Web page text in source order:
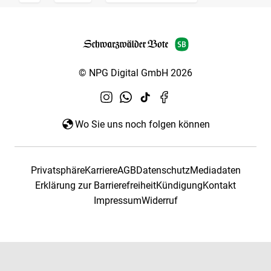
© NPG Digital GmbH 2026
Wo Sie uns noch folgen können
PrivatsphäreKarriereAGBDatenschutzMediadaten
Erklärung zur BarrierefreiheitKündigungKontakt
ImpressumWiderruf